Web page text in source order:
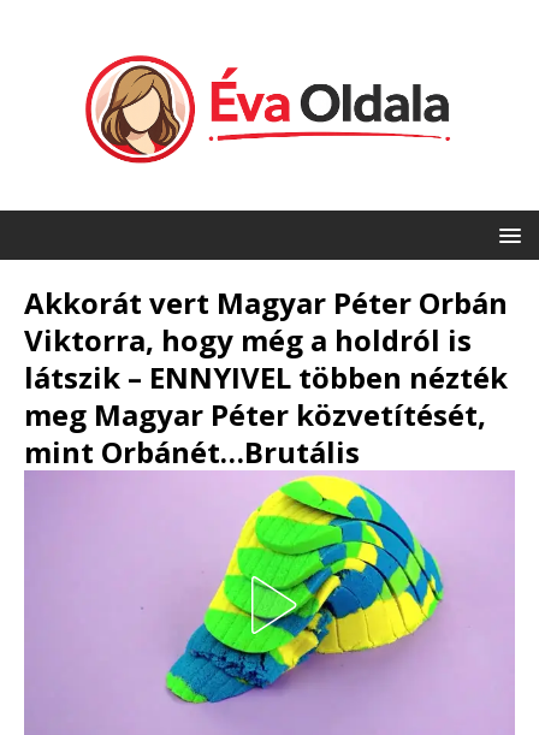
Akkorát vert Magyar Péter Orbán
Viktorra, hogy még a holdról is
látszik – ENNYIVEL többen nézték
meg Magyar Péter közvetítését,
mint Orbánét…Brutális